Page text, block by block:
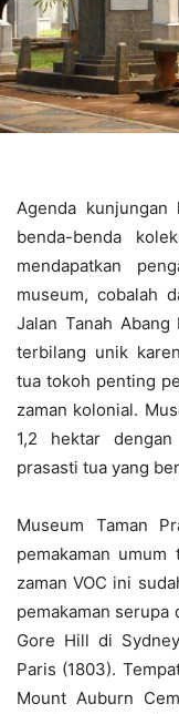
Agenda
benda-benda
mendapatkan
museum, cobalah
Jalan Tanah
terbilang unik
tua tokoh penting
zaman kolonial.
1,2 hektar
prasasti tua yang
Museum Taman
pemakaman
zaman VOC ini
pemakaman serupa
Gore Hill di
Paris (1803).
Mount Auburn